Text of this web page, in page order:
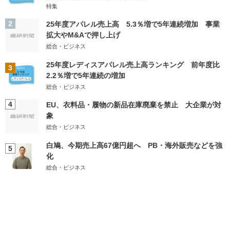
特集
2
25年度アパレル売上高 5.3％増で5年連続増加 事業
拡大やM&Aで押し上げ
総合・ビジネス
3
25年度レディスアパレル売上高ランキング 前年度比
2.2％増で5年連続の増加
総合・ビジネス
4
EU、衣料品・履物の新品在庫廃棄を禁止 大企業が対
象
総合・ビジネス
5
白鳩、今期売上高67億円超へ PB・海外販売などを強
化
総合・ビジネス